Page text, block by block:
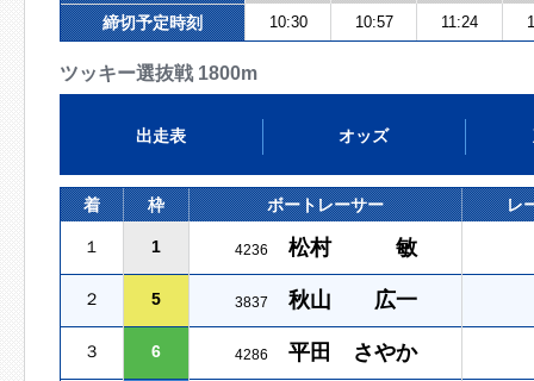
締切予定時刻 10:30 10:57 11:24
ツッキー選抜戦 1800m
出走表 オッズ
着 枠 ボートレーサー レ
１ 1 4236 松村 敏
２ 5 3837 秋山 広一
３ 6 4286 平田 さやか